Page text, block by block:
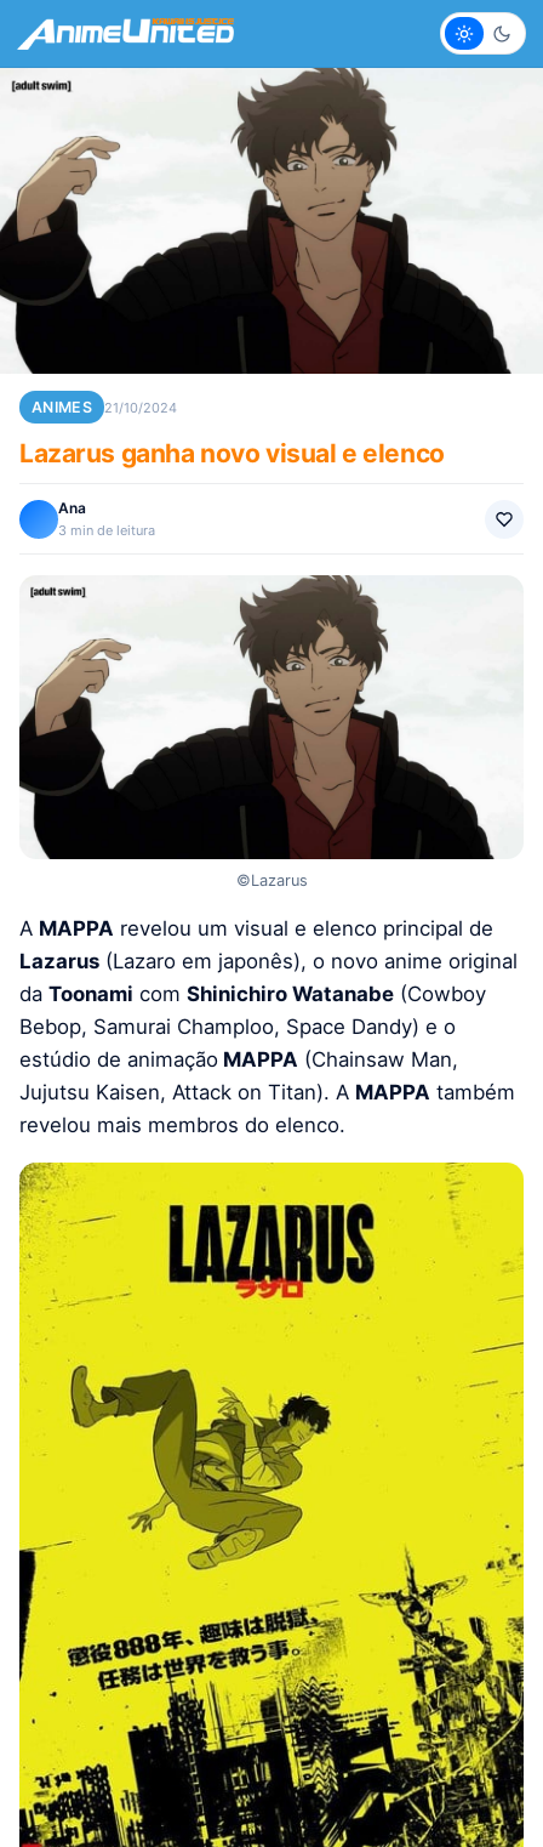
Claro
ANIMES 21/10/2024
Lazarus ganha novo visual e elenco
Ana
3 min de leitura
©Lazarus
A MAPPA revelou um visual e elenco principal de
Lazarus (Lazaro em japonês), o novo anime original
da Toonami com Shinichiro Watanabe (Cowboy
Bebop, Samurai Champloo, Space Dandy) e o
estúdio de animação MAPPA (Chainsaw Man,
Jujutsu Kaisen, Attack on Titan). A MAPPA também
revelou mais membros do elenco.